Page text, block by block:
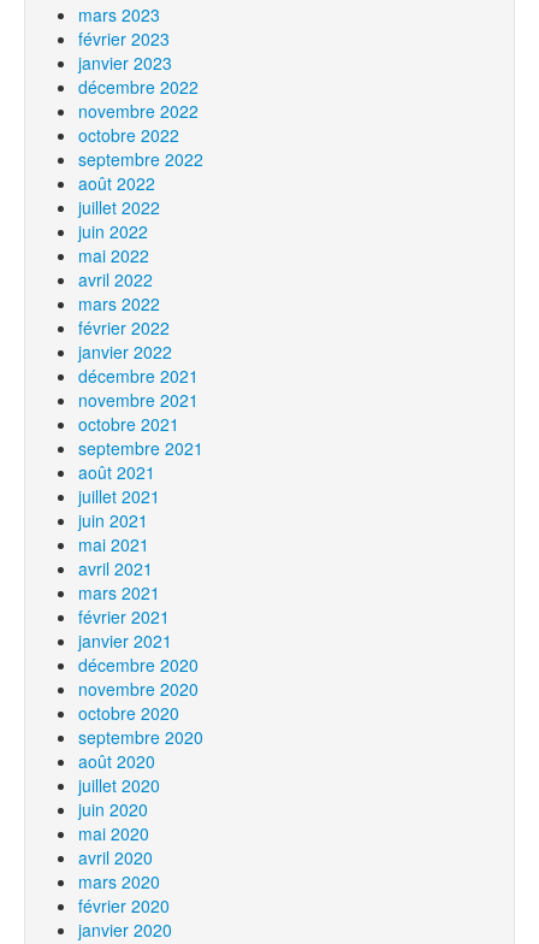
mars 2023
février 2023
janvier 2023
décembre 2022
novembre 2022
octobre 2022
septembre 2022
août 2022
juillet 2022
juin 2022
mai 2022
avril 2022
mars 2022
février 2022
janvier 2022
décembre 2021
novembre 2021
octobre 2021
septembre 2021
août 2021
juillet 2021
juin 2021
mai 2021
avril 2021
mars 2021
février 2021
janvier 2021
décembre 2020
novembre 2020
octobre 2020
septembre 2020
août 2020
juillet 2020
juin 2020
mai 2020
avril 2020
mars 2020
février 2020
janvier 2020